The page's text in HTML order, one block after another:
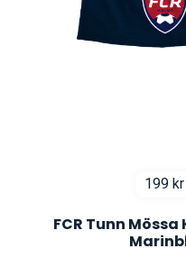
199 kr
FCR Tunn